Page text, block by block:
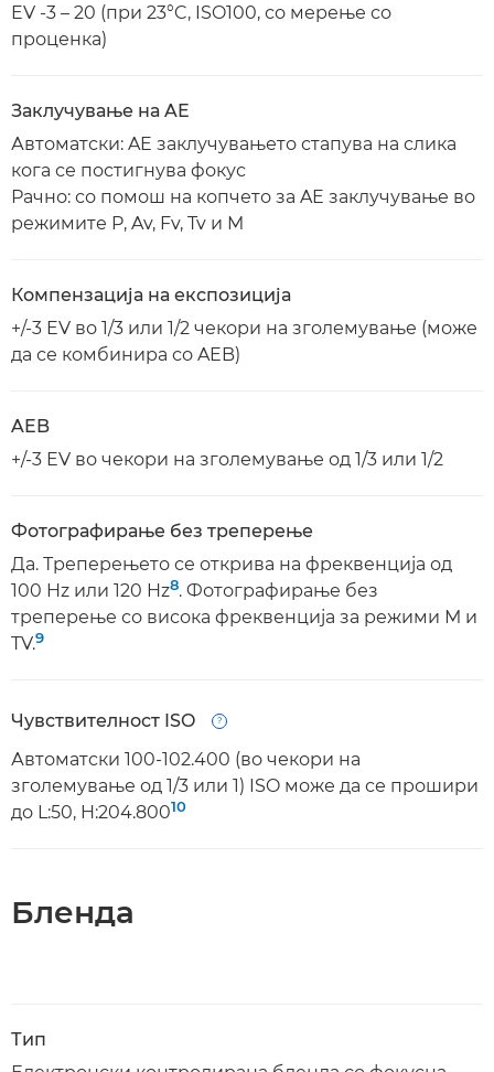
EV -3 – 20 (при 23°C, ISO100, со мерење со
проценка)
Заклучување на AE
Автоматски: AE заклучувањето стапува на слика
кога се постигнува фокус
Рачно: со помош на копчето за AE заклучување во
режимите P, Av, Fv, Tv и M
Компензација на експозиција
+/-3 EV во 1/3 или 1/2 чекори на зголемување (може
да се комбинира со AEB)
AEB
+/-3 EV во чекори на зголемување од 1/3 или 1/2
Фотографирање без треперење
Да. Треперењето се открива на фреквенција од
100 Hz или 120 Hz8. Фотографирање без
треперење со висока фреквенција за режими М и
TV.9
Чувствителност ISO
Автоматски 100-102.400 (во чекори на
зголемување од 1/3 или 1) ISO може да се прошири
до L:50, H:204.80010
Бленда
Тип